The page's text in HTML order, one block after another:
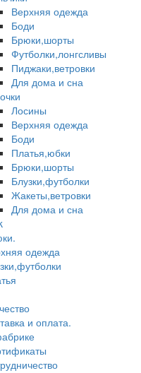
Верхняя одежда
Боди
Брюки,шорты
Футболки,лонгсливы
Пиджаки,ветровки
Для дома и сна
Лосины
Верхняя одежда
Боди
Платья,юбки
Брюки,шорты
Блузки,футболки
Жакеты,ветровки
Для дома и сна
одежда
и оплата.